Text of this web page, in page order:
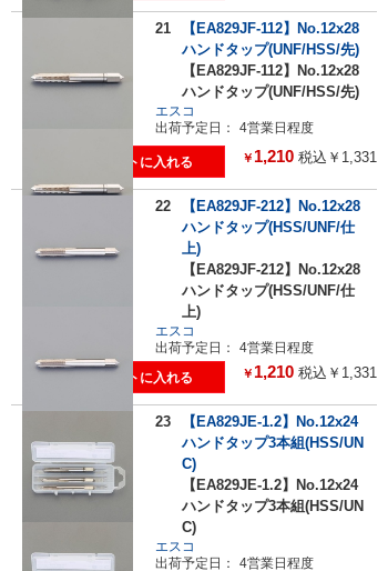
21
【EA829JF-112】No.12x28
ハンドタップ(UNF/HSS/先)
【EA829JF-112】No.12x28
ハンドタップ(UNF/HSS/先)
エスコ
出荷予定日：
4営業日程度
￥ 1,210 税込￥1,331
22
【EA829JF-212】No.12x28
ハンドタップ(HSS/UNF/仕
上)
【EA829JF-212】No.12x28
ハンドタップ(HSS/UNF/仕
上)
エスコ
出荷予定日：
4営業日程度
￥ 1,210 税込￥1,331
23
【EA829JE-1.2】No.12x24
ハンドタップ3本組(HSS/UN
C)
【EA829JE-1.2】No.12x24
ハンドタップ3本組(HSS/UN
C)
エスコ
出荷予定日：
4営業日程度